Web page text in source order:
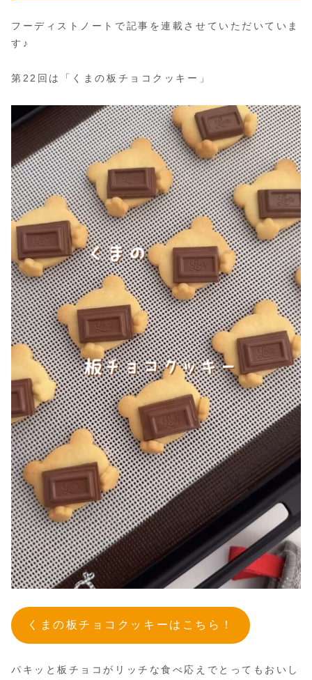
フーディストノートで記事を連載させていただいていま
す♪
第22回は「くまの板チョコクッキー」
くまの板チョコクッキーはこちら！
パキッと板チョコがリッチな食べ応えでとってもおいし